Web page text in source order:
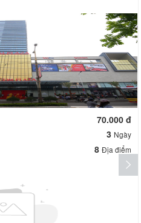
70.000 đ
3 Ngày
8 Địa điểm